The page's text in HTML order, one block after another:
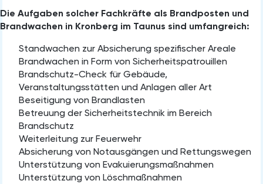
Die Aufgaben solcher Fachkräfte als Brandposten und
Brandwachen in Kronberg im Taunus sind umfangreich:
Standwachen zur Absicherung spezifischer Areale
Brandwachen in Form von Sicherheitspatrouillen
Brandschutz-Check für Gebäude,
Veranstaltungsstätten und Anlagen aller Art
Beseitigung von Brandlasten
Betreuung der Sicherheitstechnik im Bereich
Brandschutz
Weiterleitung zur Feuerwehr
Absicherung von Notausgängen und Rettungswegen
Unterstützung von Evakuierungsmaßnahmen
Unterstützung von Löschmaßnahmen